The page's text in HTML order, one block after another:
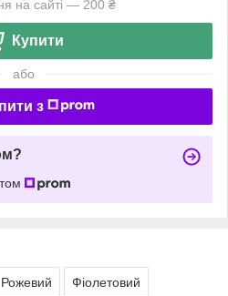
на сайті — 200 ₴
Купити
або
з
Рожевий Фіолетовий